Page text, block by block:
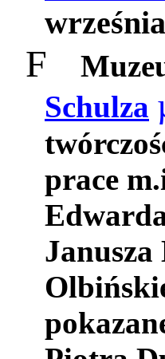
F
Schulza
twórczoś
prace m.
Janusza
Olbiń